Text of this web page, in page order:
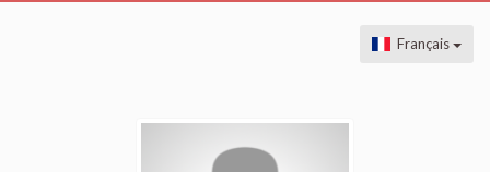
Français